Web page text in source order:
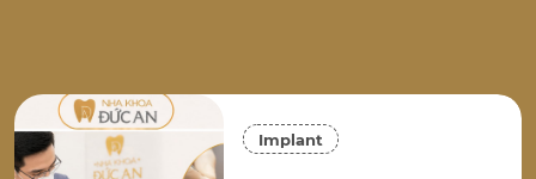
Implant